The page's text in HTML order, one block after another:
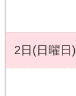
2日(日曜日)